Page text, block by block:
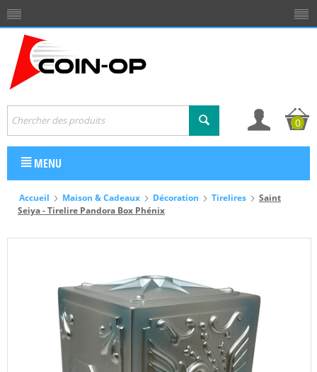
0
MENU
Accueil Maison & Cadeaux Décoration Tirelires
Saint
Seiya - Tirelire Pandora Box Phénix